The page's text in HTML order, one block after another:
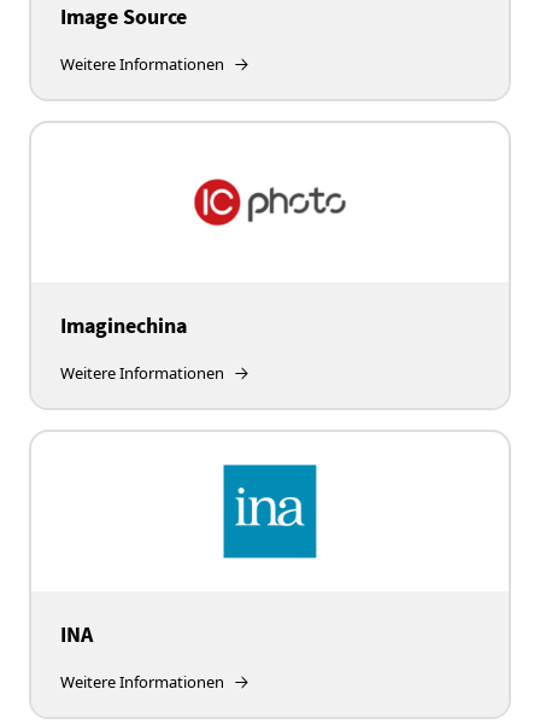
Image Source
Weitere Informationen
Imaginechina
Weitere Informationen
INA
Weitere Informationen